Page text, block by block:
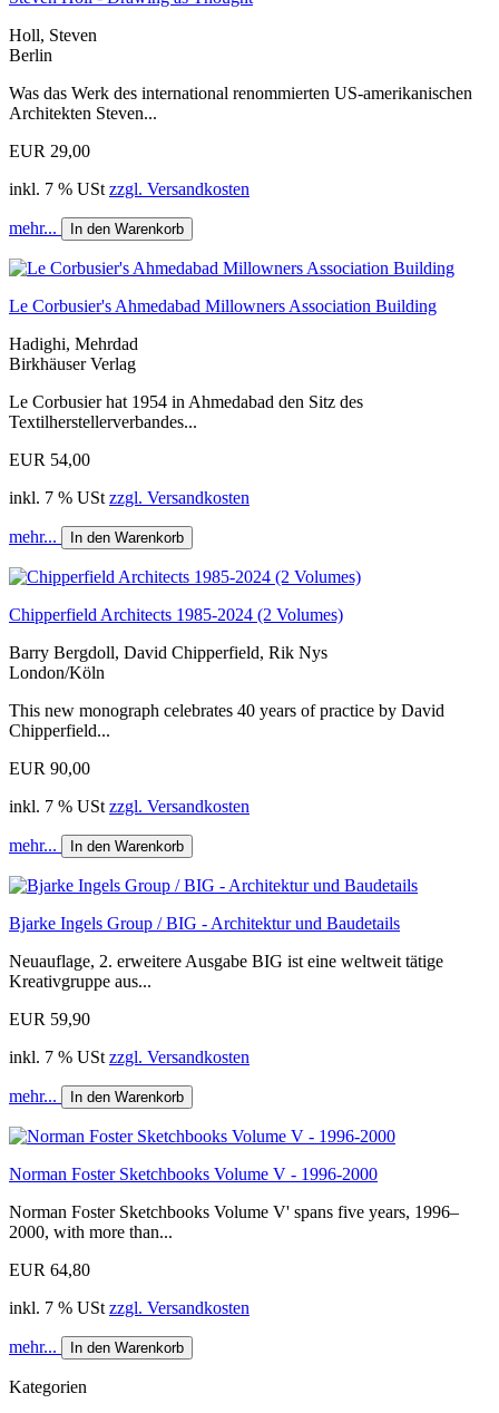
Holl, Steven
Berlin
Was das Werk des international renommierten US-amerikanischen
Architekten Steven...
EUR 29,00
inkl. 7 % USt zzgl. Versandkosten
mehr... In den Warenkorb
Le Corbusier's Ahmedabad Millowners Association Building
Hadighi, Mehrdad
Birkhäuser Verlag
Le Corbusier hat 1954 in Ahmedabad den Sitz des
Textilherstellerverbandes...
EUR 54,00
inkl. 7 % USt zzgl. Versandkosten
mehr... In den Warenkorb
Chipperfield Architects 1985-2024 (2 Volumes)
Barry Bergdoll, David Chipperfield, Rik Nys
London/Köln
This new monograph celebrates 40 years of practice by David
Chipperfield...
EUR 90,00
inkl. 7 % USt zzgl. Versandkosten
mehr... In den Warenkorb
Bjarke Ingels Group / BIG - Architektur und Baudetails
Neuauflage, 2. erweitere Ausgabe BIG ist eine weltweit tätige
Kreativgruppe aus...
EUR 59,90
inkl. 7 % USt zzgl. Versandkosten
mehr... In den Warenkorb
Norman Foster Sketchbooks Volume V - 1996-2000
Norman Foster Sketchbooks Volume V' spans five years, 1996–
2000, with more than...
EUR 64,80
inkl. 7 % USt zzgl. Versandkosten
mehr... In den Warenkorb
Kategorien